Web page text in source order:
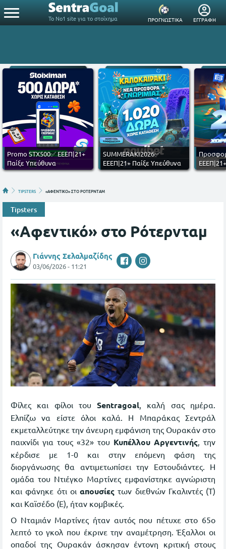
Το Νο1 site για το στοίχημα ΠΡΟΓΝΩΣΤΙΚΑ ΕΓΓΡΑΦΗ
Promo STX500✅ ΕΕΕΠ|21+
Παίξε Υπεύθυνα
SUMMERAKI2026✅
ΕΕΕΠ|21+ Παίξε Υπεύθυνα
TIPSTERS «ΑΦΕΝΤΙΚΟ» ΣΤΟ ΡΟΤΕΡΝΤΑΜ
Tipsters
«Αφεντικό» στο Ρότερνταμ
Γιάννης Σελαλμαζίδης
03/06/2026 - 11:21
Φίλες και φίλοι τουSentragoal, καλή σας ημέρα.
Ελπίζω να είστε όλοι καλά. Η Μπαράκας Σεντράλ
εκμεταλλεύτηκε την άνευρη εμφάνιση της Ουρακάν στο
παιχνίδι για τους «32» του Κυπέλλου Αργεντινής, την
κέρδισε με 1-0 και στην επόμενη φάση της
διοργάνωσης θα αντιμετωπίσει την Εστουδιάντες. Η
ομάδα του Ντιέγκο Μαρτίνες εμφανίστηκε αγνώριστη
και φάνηκε ότι οι απουσίεςτων διεθνών Γκαλιντές (Τ)
και Καϊσέδο (Ε), ήταν κομβικές.
Ο Νταμιάν Μαρτίνες ήταν αυτός που πέτυχε στο 65ο
λεπτό το γκολ που έκρινε την αναμέτρηση. Έξαλλοι οι
οπαδοί της Ουρακάν άσκησαν έντονη κριτική στους